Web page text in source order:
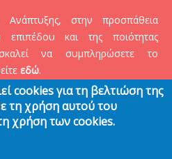
Ανάπτυξης, στην προσπάθεια
επιπέδου και της ποιότητας
να συμπληρώσετε το
εδώ.
cookies για τη βελτιώση της
τη χρήση αυτού του
χρήση των cookies.